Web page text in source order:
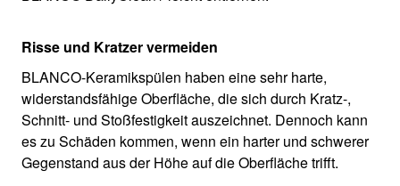
Risse und Kratzer vermeiden
BLANCO-Keramikspülen haben eine sehr harte,
widerstandsfähige Oberfläche, die sich durch Kratz-,
Schnitt- und Stoßfestigkeit auszeichnet. Dennoch kann
es zu Schäden kommen, wenn ein harter und schwerer
Gegenstand aus der Höhe auf die Oberfläche trifft.